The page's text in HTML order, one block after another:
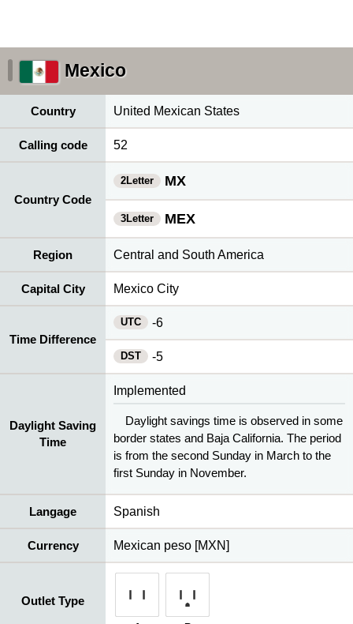
Mexico
Country United Mexican States
Calling code 52
Country Code
2Letter MX
3Letter MEX
Region Central and South America
Capital City Mexico City
Time Difference
UTC -6
DST -5
Daylight Saving
Time
Implemented
Daylight savings time is observed in some
border states and Baja California. The period
is from the second Sunday in March to the
first Sunday in November.
Langage Spanish
Currency Mexican peso [MXN]
Outlet Type